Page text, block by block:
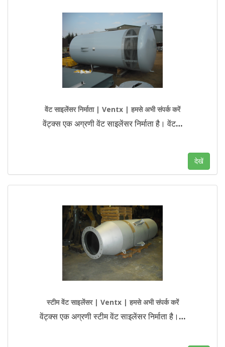
वेंट साइलेंसर निर्माता | Ventx | हमसे अभी संपर्क करें
वेंट्क्स एक अग्रणी वेंट साइलेंसर निर्माता है। वेंट…
देखें
स्टीम वेंट साइलेंसर | Ventx | हमसे अभी संपर्क करें
वेंट्क्स एक अग्रणी स्टीम वेंट साइलेंसर निर्माता है। …